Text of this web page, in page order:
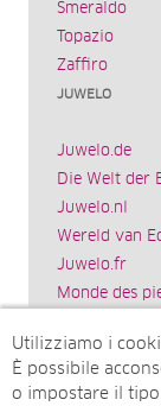
Smeraldo
Topazio
Zaffiro
JUWELO
Juwelo.de
Die Welt der
Juwelo.nl
Wereld van
Juwelo.fr
Monde des
El mundo de
Utilizziamo i
È possibile
o impostare il tipo